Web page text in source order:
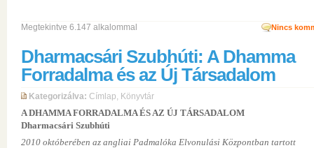
Nincs
Megtekintve 6.147 alkalommal
Dharmacsári Szubhúti: A Dhamma
Forradalma és az Új Társadalom
Kategorizálva: Címlap, Könyvtár
A DHAMMA FORRADALMA ÉS AZ ÚJ TÁRSADALOM
Dharmacsári Szubhúti
2010 októberében az angliai Padmalóka Elvonulási Központban tartott